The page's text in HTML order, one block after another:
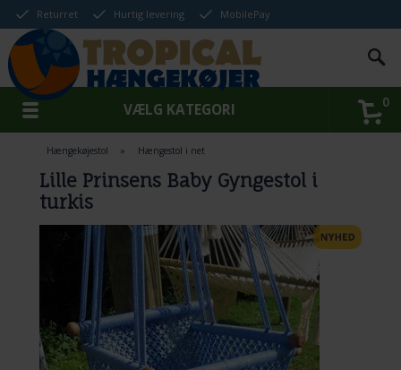
Returret Hurtig levering MobilePay
0
VÆLG KATEGORI
Hængekøjestol » Hængestol i net
Lille Prinsens Baby Gyngestol i
turkis